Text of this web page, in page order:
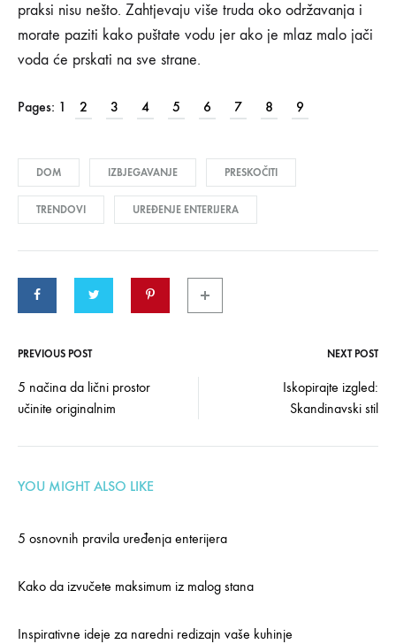
SHARE
ZA
TRENDOVI
KOJE
MOŽETE
PRESKOČITI
praksi nisu nešto. Zahtjevaju više truda oko održavanja i
morate paziti kako puštate vodu jer ako je mlaz malo jači
voda će prskati na sve strane.
Pages: 1 2 3 4 5 6 7 8 9
DOM IZBJEGAVANJE PRESKOČITI
TRENDOVI UREĐENJE ENTERIJERA
Post
navigation
PREVIOUS POST NEXT POST
5 načina da lični prostor
učinite originalnim
Iskopirajte izgled:
Skandinavski stil
YOU MIGHT ALSO LIKE
5 osnovnih pravila uređenja enterijera
Kako da izvučete maksimum iz malog stana
Inspirativne ideje za naredni redizajn vaše kuhinje